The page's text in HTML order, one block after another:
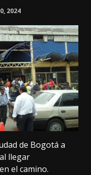
2024
de Bogotá a
llegar
el camino.